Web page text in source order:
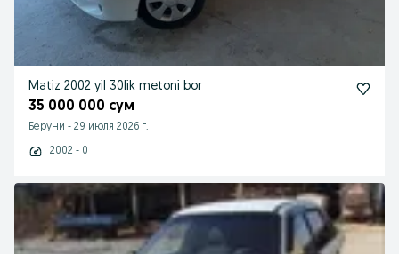
Matiz 2002 yil 30lik metoni bor
35 000 000 сум
Беруни - 29 июля 2026 г.
2002 - 0